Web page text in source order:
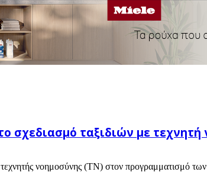
ταξιδιών με τεχνητή
νοημοσύνης (ΤΝ) στον προγραμματισμό